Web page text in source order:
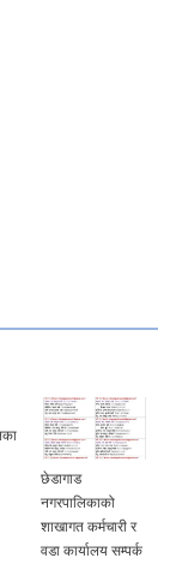
छेडागाड
नगरपालिकाको
शाखागत कर्मचारी र
वडा कार्यालय सम्पर्क